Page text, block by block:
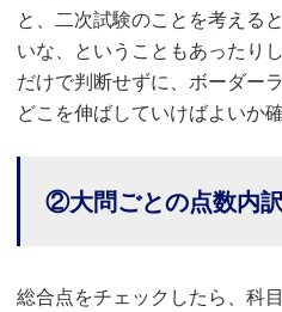
と、二次試験のことを考える
いな、ということもあったり
だけで判断せずに、ボーダー
どこを伸ばしていけばよいか
②大問ごとの点数内
総合点をチェックしたら、科